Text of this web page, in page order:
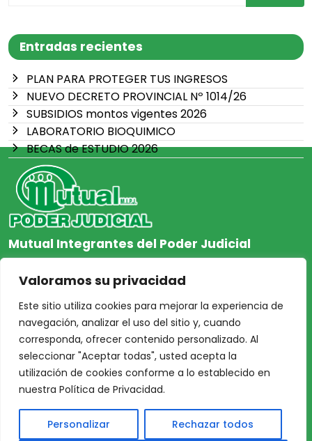
Valoramos su privacidad
Este sitio utiliza cookies para mejorar la experiencia de
navegación, analizar el uso del sitio y, cuando
corresponda, ofrecer contenido personalizado. Al
seleccionar "Aceptar todas", usted acepta la
utilización de cookies conforme a lo establecido en
nuestra Política de Privacidad.
Personalizar Rechazar todos
Entradas recientes
PLAN PARA PROTEGER TUS INGRESOS
NUEVO DECRETO PROVINCIAL Nº 1014/26
SUBSIDIOS montos vigentes 2026
LABORATORIO BIOQUIMICO
BECAS de ESTUDIO 2026
Mutual Integrantes del Poder Judicial
afiliacion@mjpj.org.ar
+54 9 342 467-4510
NOSOTROS
Inicio
Acceso Asociados
Nosotros
CENTRO DE AYUDA
Protección de Datos
Personales